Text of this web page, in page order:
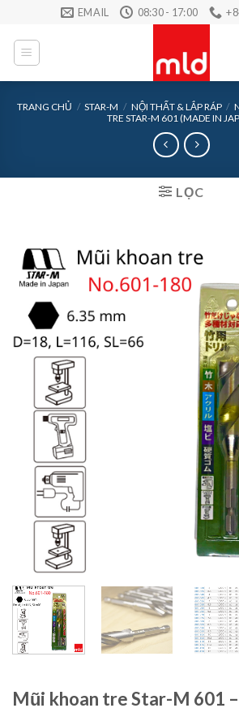
content
EMAIL 08:30 - 17:00
TRANG CHỦ / STAR-M / NỘI THẤT & LẮP RÁP /
TRE STAR-M 601 (MADE IN
LỌC
Mũi khoan tre Star-M 601